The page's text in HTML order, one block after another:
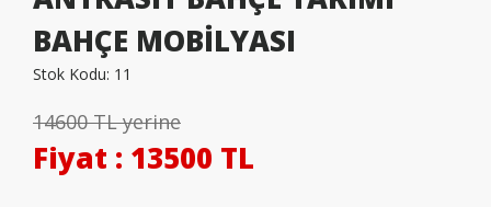
BAHÇE MOBİLYASI
Stok Kodu: 11
14600 TL yerine
Fiyat : 13500 TL